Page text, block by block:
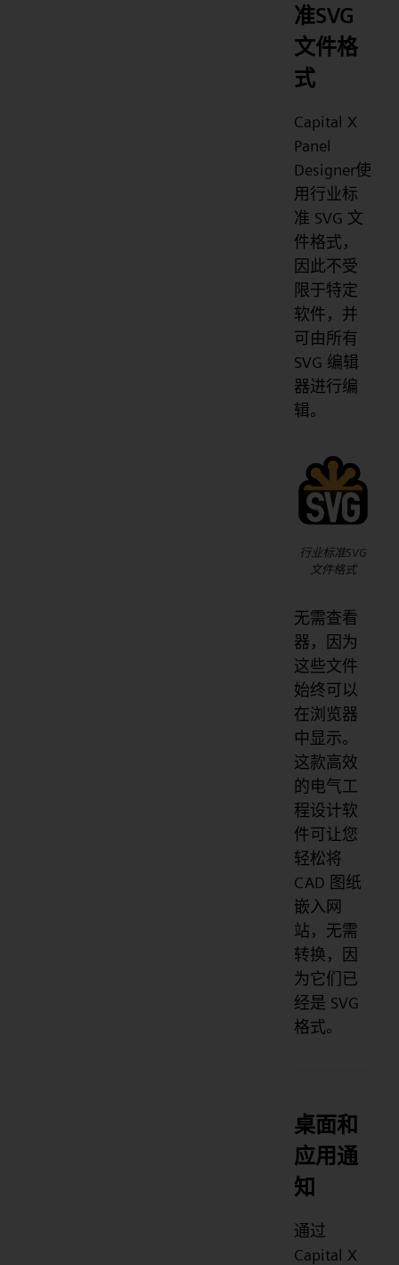
准SVG
文件格
式
Capital X
Panel
Designer使
用行业标
准 SVG 文
件格式，
因此不受
限于特定
软件，并
可由所有
SVG 编辑
器进行编
辑。
行业标准SVG
文件格式
无需查看
器，因为
这些文件
始终可以
在浏览器
中显示。
这款高效
的电气工
程设计软
件可让您
轻松将
CAD 图纸
嵌入网
站，无需
转换，因
为它们已
经是 SVG
格式。
桌面和
应用通
知
通过
Capital X